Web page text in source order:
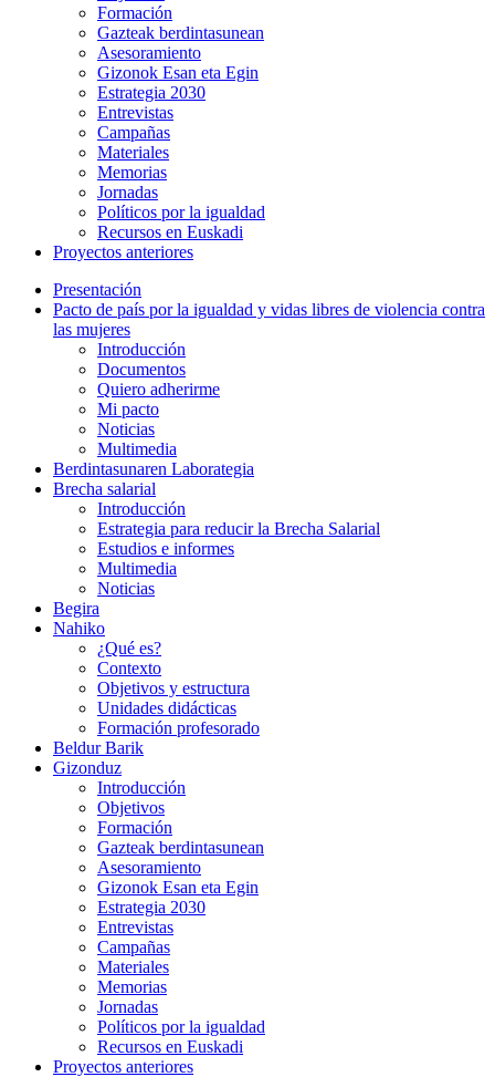
Formación
Gazteak berdintasunean
Asesoramiento
Gizonok Esan eta Egin
Estrategia 2030
Entrevistas
Campañas
Materiales
Memorias
Jornadas
Políticos por la igualdad
Recursos en Euskadi
Proyectos anteriores
Presentación
Pacto de país por la igualdad y vidas libres de violencia contra
las mujeres
Introducción
Documentos
Quiero adherirme
Mi pacto
Noticias
Multimedia
Berdintasunaren Laborategia
Brecha salarial
Introducción
Estrategia para reducir la Brecha Salarial
Estudios e informes
Multimedia
Noticias
Begira
Nahiko
¿Qué es?
Contexto
Objetivos y estructura
Unidades didácticas
Formación profesorado
Beldur Barik
Gizonduz
Introducción
Objetivos
Formación
Gazteak berdintasunean
Asesoramiento
Gizonok Esan eta Egin
Estrategia 2030
Entrevistas
Campañas
Materiales
Memorias
Jornadas
Políticos por la igualdad
Recursos en Euskadi
Proyectos anteriores